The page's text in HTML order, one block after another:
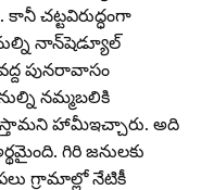
చట్టవిరుద్ధంగా
నాన్‌షెడ్యూల్‌
పునరావాసం
నమ్మబలికి
హామీఇచ్చారు. అది
గిరి జనులకు
గ్రామాల్లో నేటికీ